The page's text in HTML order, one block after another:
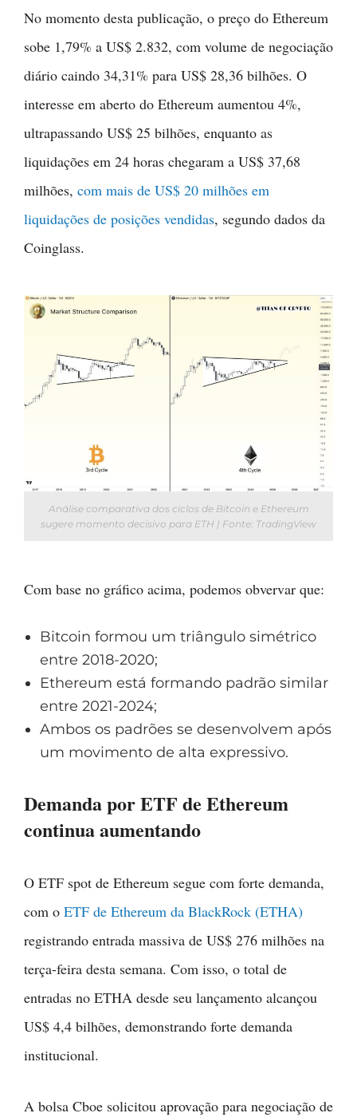
No momento desta publicação, o preço do Ethereum
sobe 1,79% a US$ 2.832, com volume de negociação
diário caindo 34,31% para US$ 28,36 bilhões. O
interesse em aberto do Ethereum aumentou 4%,
ultrapassando US$ 25 bilhões, enquanto as
liquidações em 24 horas chegaram a US$ 37,68
milhões, com mais de US$ 20 milhões em
liquidações de posições vendidas, segundo dados da
Coinglass.
Análise comparativa dos ciclos de Bitcoin e Ethereum
sugere momento decisivo para ETH | Fonte: TradingView
Com base no gráfico acima, podemos obvervar que:
Bitcoin formou um triângulo simétrico
entre 2018-2020;
Ethereum está formando padrão similar
entre 2021-2024;
Ambos os padrões se desenvolvem após
um movimento de alta expressivo.
Demanda por ETF de Ethereum
continua aumentando
O ETF spot de Ethereum segue com forte demanda,
com o ETF de Ethereum da BlackRock (ETHA)
registrando entrada massiva de US$ 276 milhões na
terça-feira desta semana. Com isso, o total de
entradas no ETHA desde seu lançamento alcançou
US$ 4,4 bilhões, demonstrando forte demanda
institucional.
A bolsa Cboe solicitou aprovação para negociação de